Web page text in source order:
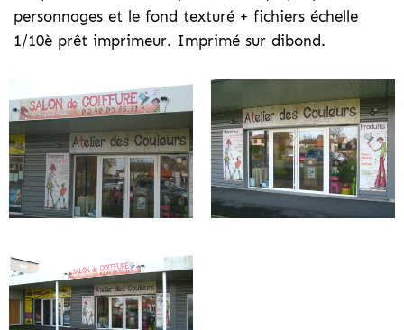
personnages et le fond texturé + fichiers échelle
1/10è prêt imprimeur. Imprimé sur dibond.